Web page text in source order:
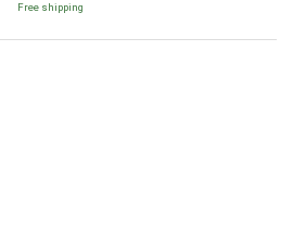
Free shipping